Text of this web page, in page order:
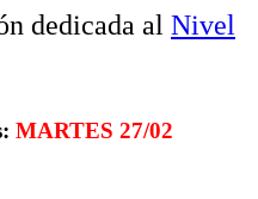
dedicada al Nivel
MARTES 27/02